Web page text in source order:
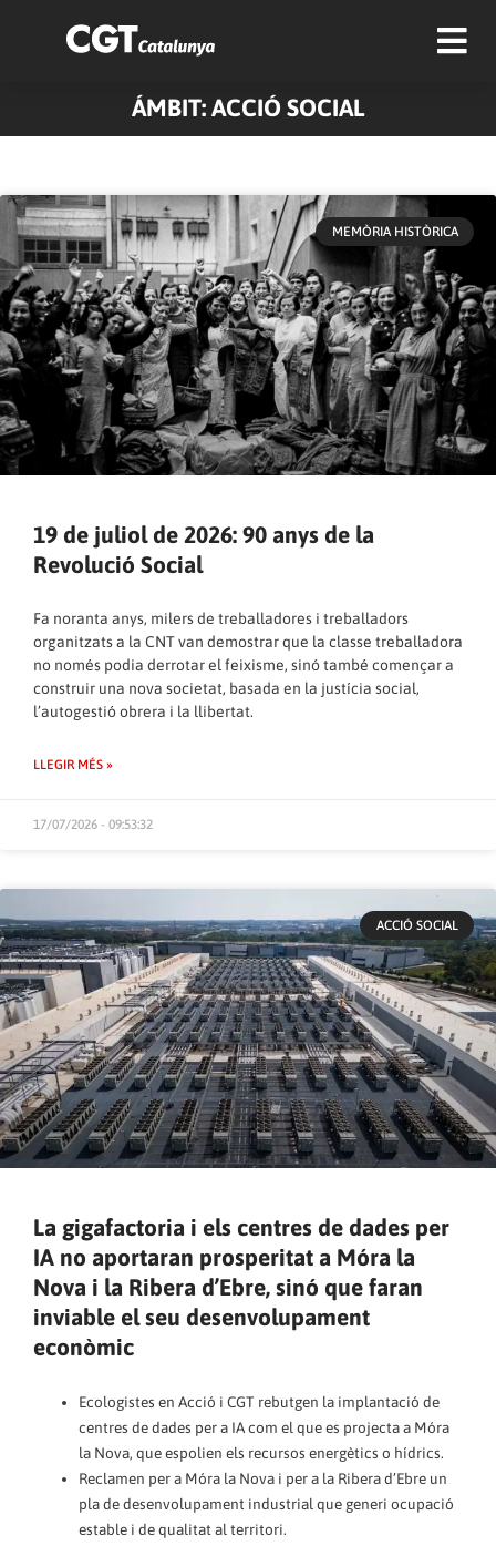
ÁMBIT: ACCIÓ SOCIAL
MEMÒRIA HISTÒRICA
19 de juliol de 2026: 90 anys de la
Revolució Social
Fa noranta anys, milers de treballadores i treballadors
organitzats a la CNT van demostrar que la classe treballadora
no només podia derrotar el feixisme, sinó també començar a
construir una nova societat, basada en la justícia social,
l’autogestió obrera i la llibertat.
LLEGIR MÉS »
17/07/2026 - 09:53:32
ACCIÓ SOCIAL
La gigafactoria i els centres de dades per
IA no aportaran prosperitat a Móra la
Nova i la Ribera d’Ebre, sinó que faran
inviable el seu desenvolupament
econòmic
Ecologistes en Acció i CGT rebutgen la implantació de
centres de dades per a IA com el que es projecta a Móra
la Nova, que espolien els recursos energètics o hídrics.
Reclamen per a Móra la Nova i per a la Ribera d’Ebre un
pla de desenvolupament industrial que generi ocupació
estable i de qualitat al territori.